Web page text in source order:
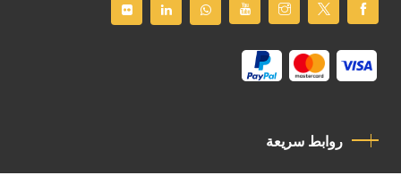
روابط سريعة